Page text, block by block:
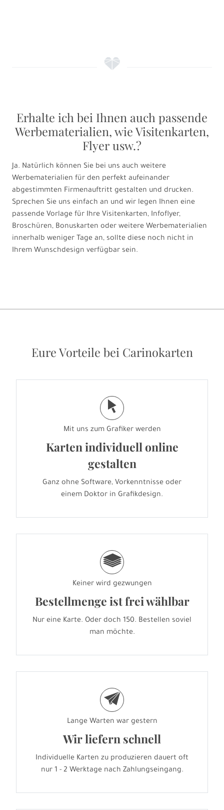
f
Erhalte ich bei Ihnen auch passende
Werbematerialien, wie Visitenkarten,
Flyer usw.?
Ja. Natürlich können Sie bei uns auch weitere
Werbematerialien für den perfekt aufeinander
abgestimmten Firmenauftritt gestalten und drucken.
Sprechen Sie uns einfach an und wir legen Ihnen eine
passende Vorlage für Ihre Visitenkarten, Infoflyer,
Broschüren, Bonuskarten oder weitere Werbematerialien
innerhalb weniger Tage an, sollte diese noch nicht in
Ihrem Wunschdesign verfügbar sein.
Eure Vorteile bei Carinokarten
j
Mit uns zum Grafiker werden
Karten individuell online
gestalten
Ganz ohne Software, Vorkenntnisse oder
einem Doktor in Grafikdesign.
g
Keiner wird gezwungen
Bestellmenge ist frei wählbar
Nur eine Karte. Oder doch 150. Bestellen soviel
man möchte.
e
Lange Warten war gestern
Wir liefern schnell
Individuelle Karten zu produzieren dauert oft
nur 1 - 2 Werktage nach Zahlungseingang.